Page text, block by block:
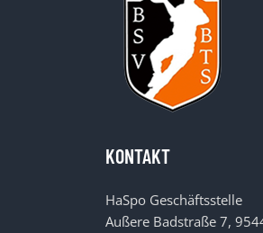
KONTAKT
HaSpo Geschäftsstelle
Außere Badstraße 7,